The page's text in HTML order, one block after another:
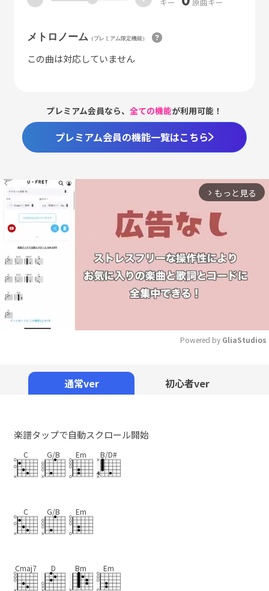
メトロノーム （プレミアム限定機能）
この曲は対応していません
プレミアム会員なら、全ての機能が利用可能！
プレミアム会員の機能一覧はこちら
arrow_forward_ios もっと見る
Powered by GliaStudios
通常ver 初心者ver
楽譜タップで自動スクロール開始
C G/B Em B/D#
C G/B Em
Cmaj7 D Bm Em